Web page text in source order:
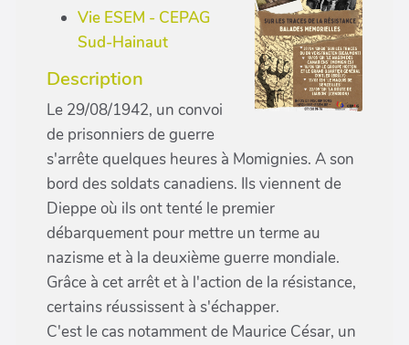
Vie ESEM - CEPAG
Sud-Hainaut
Description
Le 29/08/1942, un convoi
de prisonniers de guerre
s'arrête quelques heures à Momignies. A son
bord des soldats canadiens. Ils viennent de
Dieppe où ils ont tenté le premier
débarquement pour mettre un terme au
nazisme et à la deuxième guerre mondiale.
Grâce à cet arrêt et à l'action de la résistance,
certains réussissent à s'échapper.
C'est le cas notamment de Maurice César, un